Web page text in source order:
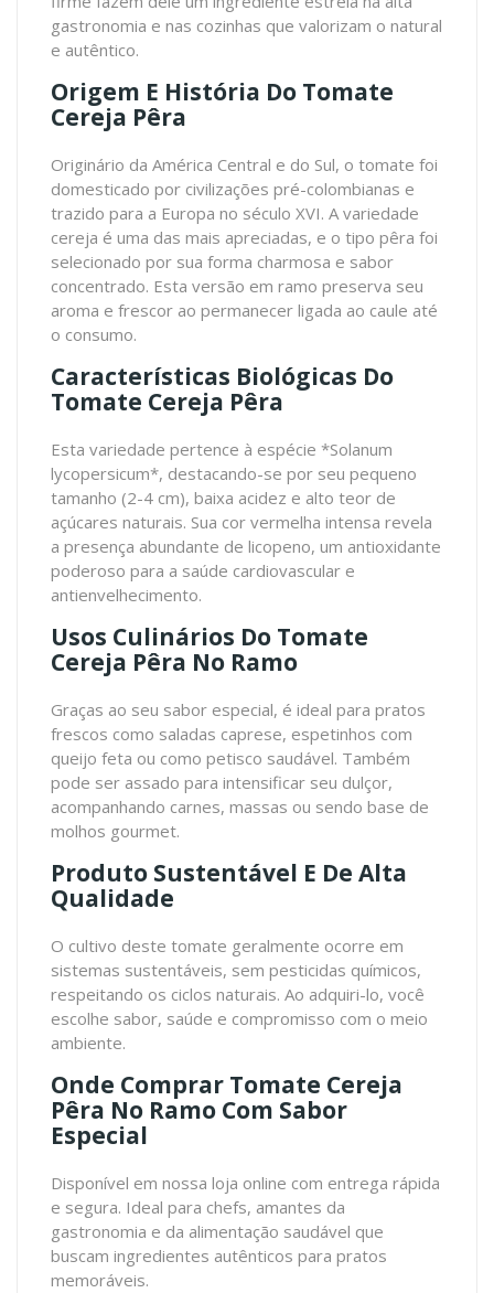
gastronomia e nas cozinhas que valorizam o natural
e autêntico.
Origem E História Do Tomate
Cereja Pêra
Originário da América Central e do Sul, o tomate foi
domesticado por civilizações pré-colombianas e
trazido para a Europa no século XVI. A variedade
cereja é uma das mais apreciadas, e o tipo pêra foi
selecionado por sua forma charmosa e sabor
concentrado. Esta versão em ramo preserva seu
aroma e frescor ao permanecer ligada ao caule até
o consumo.
Características Biológicas Do
Tomate Cereja Pêra
Esta variedade pertence à espécie *Solanum
lycopersicum*, destacando-se por seu pequeno
tamanho (2-4 cm), baixa acidez e alto teor de
açúcares naturais. Sua cor vermelha intensa revela
a presença abundante de licopeno, um antioxidante
poderoso para a saúde cardiovascular e
antienvelhecimento.
Usos Culinários Do Tomate
Cereja Pêra No Ramo
Graças ao seu sabor especial, é ideal para pratos
frescos como saladas caprese, espetinhos com
queijo feta ou como petisco saudável. Também
pode ser assado para intensificar seu dulçor,
acompanhando carnes, massas ou sendo base de
molhos gourmet.
Produto Sustentável E De Alta
Qualidade
O cultivo deste tomate geralmente ocorre em
sistemas sustentáveis, sem pesticidas químicos,
respeitando os ciclos naturais. Ao adquiri-lo, você
escolhe sabor, saúde e compromisso com o meio
ambiente.
Onde Comprar Tomate Cereja
Pêra No Ramo Com Sabor
Especial
Disponível em nossa loja online com entrega rápida
e segura. Ideal para chefs, amantes da
gastronomia e da alimentação saudável que
buscam ingredientes autênticos para pratos
memoráveis.